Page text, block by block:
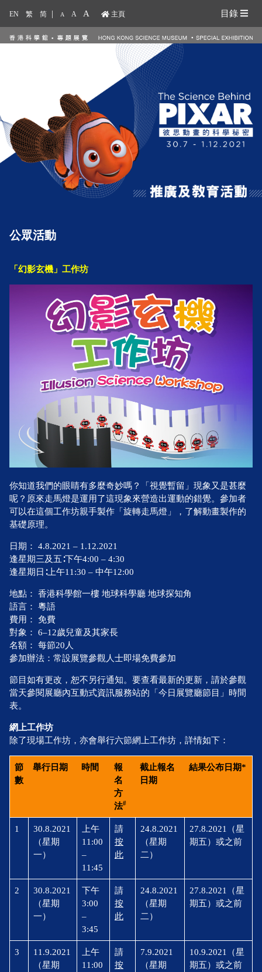
目錄
EN 繁 简 | A A A 主頁
公眾活動
「幻影玄機」工作坊
你知道我們的眼睛有多麼奇妙嗎？「視覺暫留」現象又是甚麼
呢？原來走馬燈是運用了這現象來營造出運動的錯覺。參加者
可以在這個工作坊親手製作「旋轉走馬燈」，了解動畫製作的
基礎原理。
日期： 4.8.2021 – 1.12.2021
逢星期三及五∶下午4:00 – 4:30
逢星期日∶上午11:30 – 中午12:00
地點： 香港科學館一樓 地球科學廳 地球探知角
語言： 粵語
費用： 免費
對象： 6–12歲兒童及其家長
名額： 每節20人
參加辦法：常設展覽參觀人士即場免費參加
節目如有更改，恕不另行通知。要查看最新的更新，請於參觀
當天參閱展廳內互動式資訊服務站的「今日展覽廳節目」時間
表。
網上工作坊
除了現場工作坊，亦會舉行六節網上工作坊，詳情如下：
節
數
舉行日期 時間
報
名
方
法#
截止報名
日期
結果公布日期*
1
30.8.2021
（星期
一）
上午
11:00
–
11:45
請
按
此
24.8.2021
（星期
二）
27.8.2021（星
期五）或之前
2
30.8.2021
（星期
一）
下午
3:00
–
3:45
請
按
此
24.8.2021
（星期
二）
27.8.2021（星
期五）或之前
3
11.9.2021
（星期
上午
11:00
請
按
7.9.2021
（星期
10.9.2021（星
期五）或之前